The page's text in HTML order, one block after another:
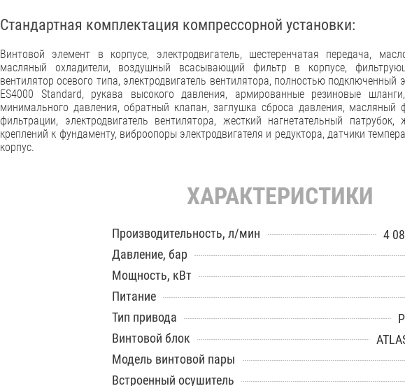
Стандартная комплектация компрессорной установки:
Винтовой элемент в корпусе, электродвигатель, шестеренчатая передача,
масляный охладители, воздушный всасывающий фильтр в корпусе,
вентилятор осевого типа, электродвигатель вентилятора, полностью подключенный
ES4000 Standard, рукава высокого давления, армированные резиновые
минимального давления, обратный клапан, заглушка сброса давления, масляный
фильтрации, электродвигатель вентилятора, жесткий нагнетательный
креплений к фундаменту, виброопоры электродвигателя и редуктора, датчики
корпус.
ХАРАКТЕРИСТИКИ
Производительность, л/мин
4
Давление, бар
Мощность, кВт
Питание
Тип привода
Винтовой блок
Модель винтовой пары
Встроенный осушитель